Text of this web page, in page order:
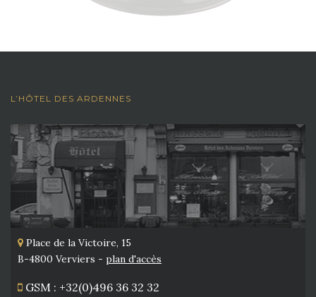
L’HÔTEL DES ARDENNES
Place de la Victoire, 15
B-4800 Verviers - plan d'accès
GSM : +32(0)496 36 32 32